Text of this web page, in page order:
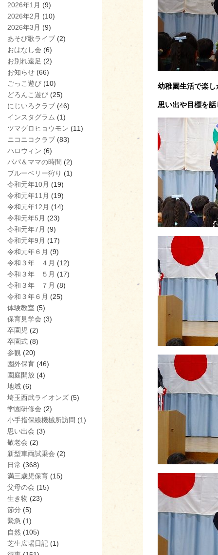
2026年1月 (9)
2026年2月 (10)
2026年3月 (9)
あそび歌ライブ (2)
おはなし会 (6)
お別れ遠足 (2)
お知らせ (66)
ごっこ遊び (10)
どろんこ遊び (25)
にじいろクラブ (46)
インスタグラム (1)
ツマグロヒョウモン (11)
ニコニコクラブ (83)
ハロウィン (6)
パパ＆ママの時間 (2)
ブルーベリー狩り (1)
令和元年10月 (19)
令和元年11月 (19)
令和元年12月 (14)
令和元年5月 (23)
令和元年7月 (9)
令和元年9月 (17)
令和元年６月 (9)
令和３年 ４月 (12)
令和３年 ５月 (17)
令和３年 ７月 (8)
令和３年６月 (25)
体験教室 (5)
保育見学会 (3)
卒園児 (2)
卒園式 (8)
参観 (20)
園外保育 (46)
園庭開放 (4)
地域 (6)
埼玉西武ライオンズ (5)
学園研修会 (2)
小手指保線機械所訪問 (1)
思い出会 (3)
敬老会 (2)
新型車両試乗会 (2)
日常 (368)
満三歳児保育 (15)
父母の会 (15)
生き物 (23)
節分 (5)
緊急 (1)
自然 (105)
芝生広場日記 (1)
幼稚園生活で楽
思い出や目標を